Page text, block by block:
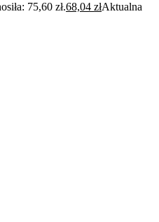
75,60 zł.68,04złAktualna